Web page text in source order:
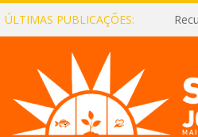
ÚLTIMAS PUBLICAÇÕES: